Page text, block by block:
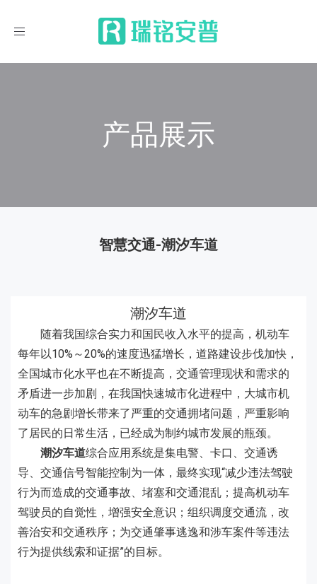
导
产品展示
智慧交通-潮汐车道
潮汐车道
随着我国综合实力和国民收入水平的提高，机动车
每年以10%～20%的速度迅猛增长，道路建设步伐加快，
全国城市化水平也在不断提高，交通管理现状和需求的
矛盾进一步加剧，在我国快速城市化进程中，大城市机
动车的急剧增长带来了严重的交通拥堵问题，严重影响
了居民的日常生活，已经成为制约城市发展的瓶颈。
潮汐车道综合应用系统是集电警、卡口、交通诱
导、交通信号智能控制为一体，最终实现“减少违法驾驶
行为而造成的交通事故、堵塞和交通混乱；提高机动车
驾驶员的自觉性，增强安全意识；组织调度交通流，改
善治安和交通秩序；为交通肇事逃逸和涉车案件等违法
行为提供线索和证据”的目标。